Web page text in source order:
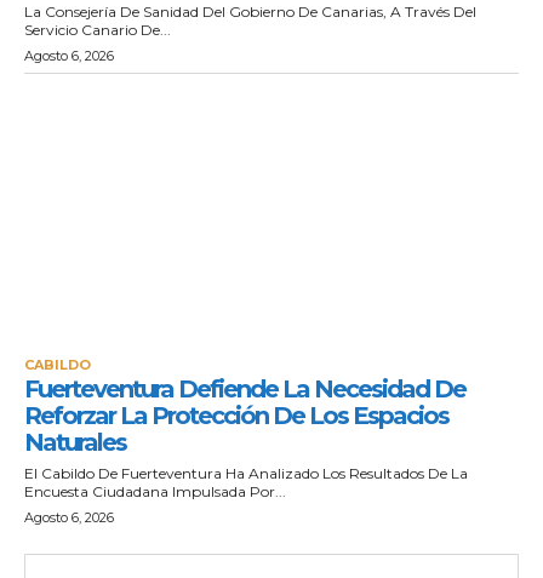
La Consejería De Sanidad Del Gobierno De Canarias, A Través Del
Servicio Canario De...
Agosto 6, 2026
CABILDO
Fuerteventura Defiende La Necesidad De
Reforzar La Protección De Los Espacios
Naturales
El Cabildo De Fuerteventura Ha Analizado Los Resultados De La
Encuesta Ciudadana Impulsada Por...
Agosto 6, 2026